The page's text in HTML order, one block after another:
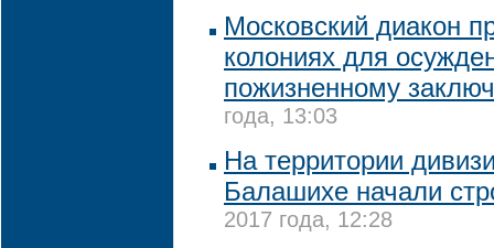
Московский диакон
колониях для
пожизненному
года, 13:03
На территории
Балашихе начали
2017 года, 12:28